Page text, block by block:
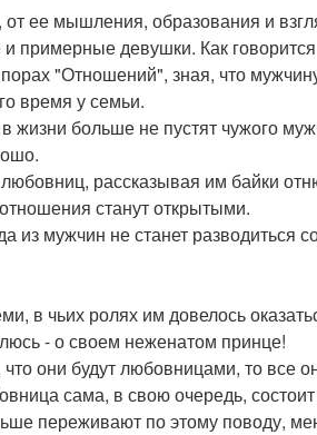
ее мышления, образования и
девушки. Как
"Отношений", зная, что
время у семьи.
жизни больше не пустят чужого
рассказывая им байки
станут открытыми.
из мужчин не станет разводиться
в чьих ролях им довелось
- о своем неженатом принце!
они будут любовницами, то все
сама, в свою очередь,
переживают по этому поводу,